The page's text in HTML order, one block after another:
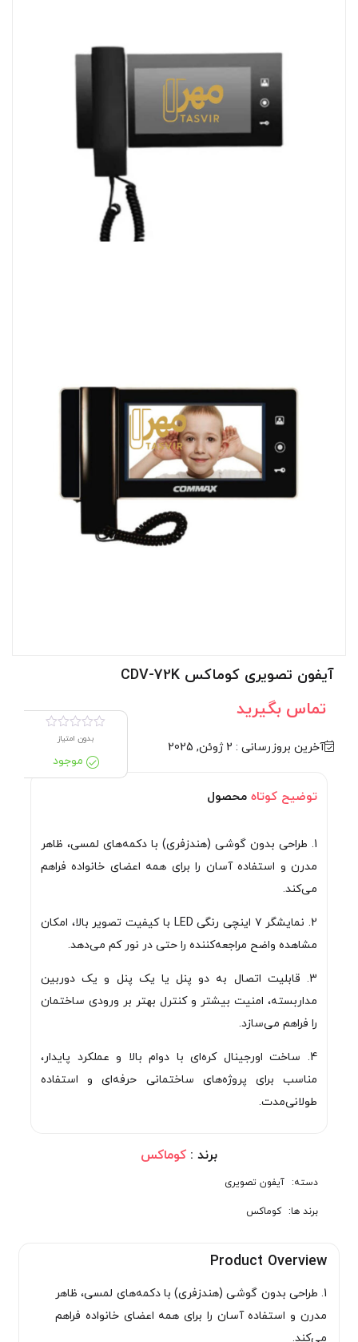
آیفون تصویری کوماکس CDV-72K
تماس بگیرید
آخرین بروزرسانی : 2 ژوئن, 2025
بدون امتیاز
موجود
توضیح کوتاه محصول
1. طراحی بدون گوشی (هندزفری) با دکمه‌های لمسی، ظاهر
مدرن و استفاده آسان را برای همه اعضای خانواده فراهم
می‌کند.
2. نمایشگر ۷ اینچی رنگی LED با کیفیت تصویر بالا، امکان
مشاهده واضح مراجعه‌کننده را حتی در نور کم می‌دهد.
3. قابلیت اتصال به دو پنل یا یک پنل و یک دوربین
مداربسته، امنیت بیشتر و کنترل بهتر بر ورودی ساختمان
را فراهم می‌سازد.
4. ساخت اورجینال کره‌ای با دوام بالا و عملکرد پایدار،
مناسب برای پروژه‌های ساختمانی حرفه‌ای و استفاده
طولانی‌مدت.
برند : کوماکس
دسته: آیفون تصویری
برند ها: کوماکس
Product Overview
1. طراحی بدون گوشی (هندزفری) با دکمه‌های لمسی، ظاهر
مدرن و استفاده آسان را برای همه اعضای خانواده فراهم
می‌کند.